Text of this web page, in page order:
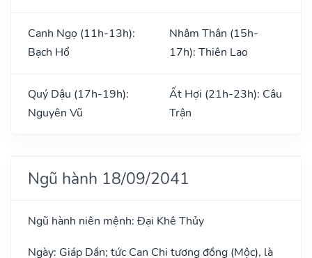
Canh Ngọ (11h-13h):
Bạch Hổ
Nhâm Thân (15h-
17h): Thiên Lao
Quý Dậu (17h-19h):
Nguyên Vũ
Ất Hợi (21h-23h): Câu
Trận
Ngũ hành 18/09/2041
Ngũ hành niên mệnh: Đại Khê Thủy
Ngày: Giáp Dần; tức Can Chi tương đồng (Mộc), là